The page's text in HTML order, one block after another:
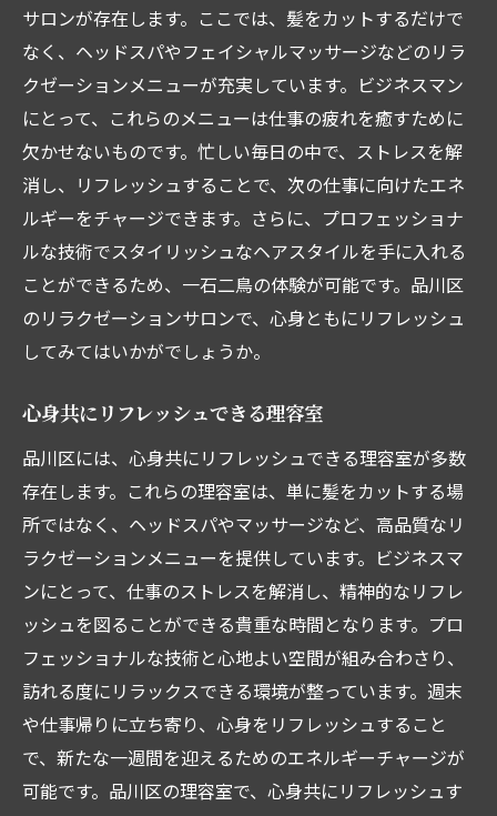
サロンが存在します。ここでは、髪をカットするだけで
なく、ヘッドスパやフェイシャルマッサージなどのリラ
クゼーションメニューが充実しています。ビジネスマン
にとって、これらのメニューは仕事の疲れを癒すために
欠かせないものです。忙しい毎日の中で、ストレスを解
消し、リフレッシュすることで、次の仕事に向けたエネ
ルギーをチャージできます。さらに、プロフェッショナ
ルな技術でスタイリッシュなヘアスタイルを手に入れる
ことができるため、一石二鳥の体験が可能です。品川区
のリラクゼーションサロンで、心身ともにリフレッシュ
してみてはいかがでしょうか。
心身共にリフレッシュできる理容室
品川区には、心身共にリフレッシュできる理容室が多数
存在します。これらの理容室は、単に髪をカットする場
所ではなく、ヘッドスパやマッサージなど、高品質なリ
ラクゼーションメニューを提供しています。ビジネスマ
ンにとって、仕事のストレスを解消し、精神的なリフレ
ッシュを図ることができる貴重な時間となります。プロ
フェッショナルな技術と心地よい空間が組み合わさり、
訪れる度にリラックスできる環境が整っています。週末
や仕事帰りに立ち寄り、心身をリフレッシュすること
で、新たな一週間を迎えるためのエネルギーチャージが
可能です。品川区の理容室で、心身共にリフレッシュす